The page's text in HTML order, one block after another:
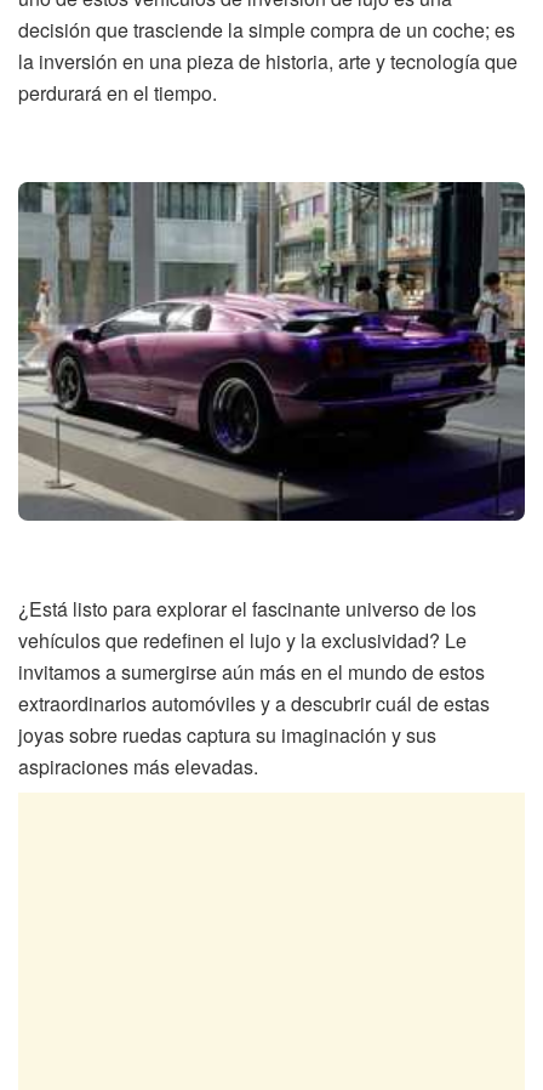
decisión que trasciende la simple compra de un coche; es
la inversión en una pieza de historia, arte y tecnología que
perdurará en el tiempo.
¿Está listo para explorar el fascinante universo de los
vehículos que redefinen el lujo y la exclusividad? Le
invitamos a sumergirse aún más en el mundo de estos
extraordinarios automóviles y a descubrir cuál de estas
joyas sobre ruedas captura su imaginación y sus
aspiraciones más elevadas.